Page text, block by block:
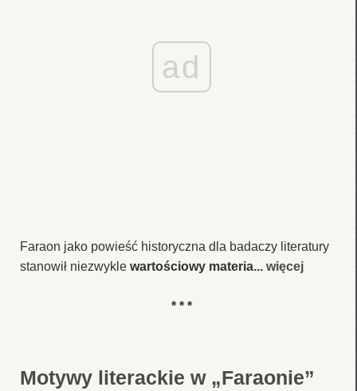
ad
Faraon jako powieść historyczna dla badaczy literatury
stanowił niezwykle wartościowy materia... więcej
* * *
Motywy literackie w „Faraonie”